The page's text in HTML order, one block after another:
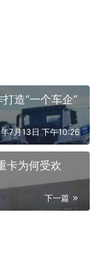
造“一个车企”
7月13日 下午10:26
卡为何受欢
下一篇